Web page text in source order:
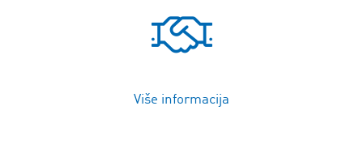
Više informacija